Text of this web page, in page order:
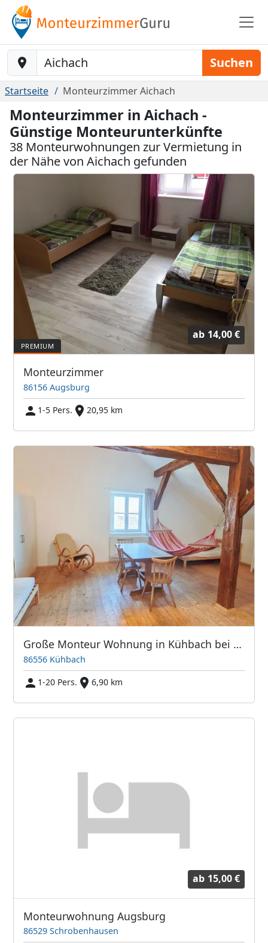
Baustelle-Location Suchen
Startseite Monteurzimmer Aichach
Monteurzimmer in Aichach -
Günstige Monteurunterkünfte
38 Monteurwohnungen zur Vermietung in
der Nähe von Aichach gefunden
ab 14,00 €
Monteurzimmer
86156 Augsburg
1-5 Pers.
20,95 km
Große Monteur Wohnung in Kühbach bei Schrobenhausen
86556 Kühbach
1-20 Pers.
6,90 km
ab 15,00 €
Monteurwohnung Augsburg
86529 Schrobenhausen